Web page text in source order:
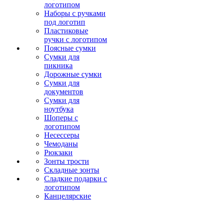
логотипом
Наборы с ручками
под логотип
Пластиковые
ручки с логотипом
Поясные сумки
Сумки для
пикника
Дорожные сумки
Сумки для
документов
Сумки для
ноутбука
Шоперы с
логотипом
Несессеры
Чемоданы
Рюкзаки
Зонты трости
Складные зонты
Сладкие подарки с
логотипом
Канцелярские